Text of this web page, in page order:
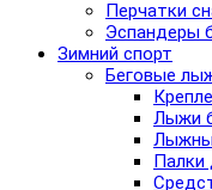
Перчатки
Эспандеры
Зимний спорт
Беговые
Лыжи
Палки